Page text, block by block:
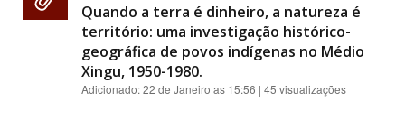
Quando a terra é dinheiro, a natureza é
território: uma investigação histórico-
geográfica de povos indígenas no Médio
Xingu, 1950-1980.
Adicionado:22 de Janeiro as 15:56 | 45 visualizações